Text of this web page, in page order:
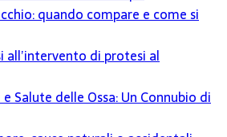
quando compare e come si
all’intervento di protesi al
Salute delle Ossa: Un Connubio di